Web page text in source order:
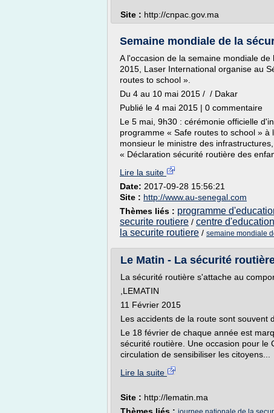
Site : http://cnpac.gov.ma
Semaine mondiale de la
A l'occasion de la semaine mondiale
2015, Laser International organise au
routes to school ».
Du 4 au 10 mai 2015 / / Dakar
Publié le 4 mai 2015 | 0 commentaire
Le 5 mai, 9h30 : cérémonie officielle
programme « Safe routes to school »
monsieur le ministre des
« Déclaration sécurité routière des
Lire la suite
Date: 2017-09-28 15:56:21
Site : http://www.au-senegal.com
Thèmes liés : programme
securite routiere / centre
la securite routiere / semaine mondiale
Le Matin - La sécurité
La sécurité routière s'attache au
,LEMATIN
11 Février 2015
Les accidents de la route sont souvent
Le 18 février de chaque année est
sécurité routière. Une occasion pour le
circulation de sensibiliser les citoyens...
Lire la suite
Site : http://lematin.ma